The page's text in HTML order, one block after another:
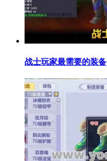
战士玩家最需要的装备